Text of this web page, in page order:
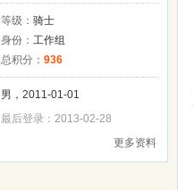
等级： 骑士
身份： 工作组
总积分： 936
男，2011-01-01
最后登录：2013-02-28
更多资料